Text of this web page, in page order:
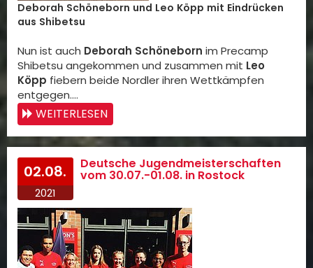
Deborah Schöneborn und Leo Köpp mit Eindrücken
aus Shibetsu
Nun ist auch Deborah Schöneborn im Precamp
Shibetsu angekommen und zusammen mit Leo
Köpp fiebern beide Nordler ihren Wettkämpfen
entgegen.…
WEITERLESEN
02.08.
2021
Deutsche Jugendmeisterschaften
vom 30.07.-01.08. in Rostock